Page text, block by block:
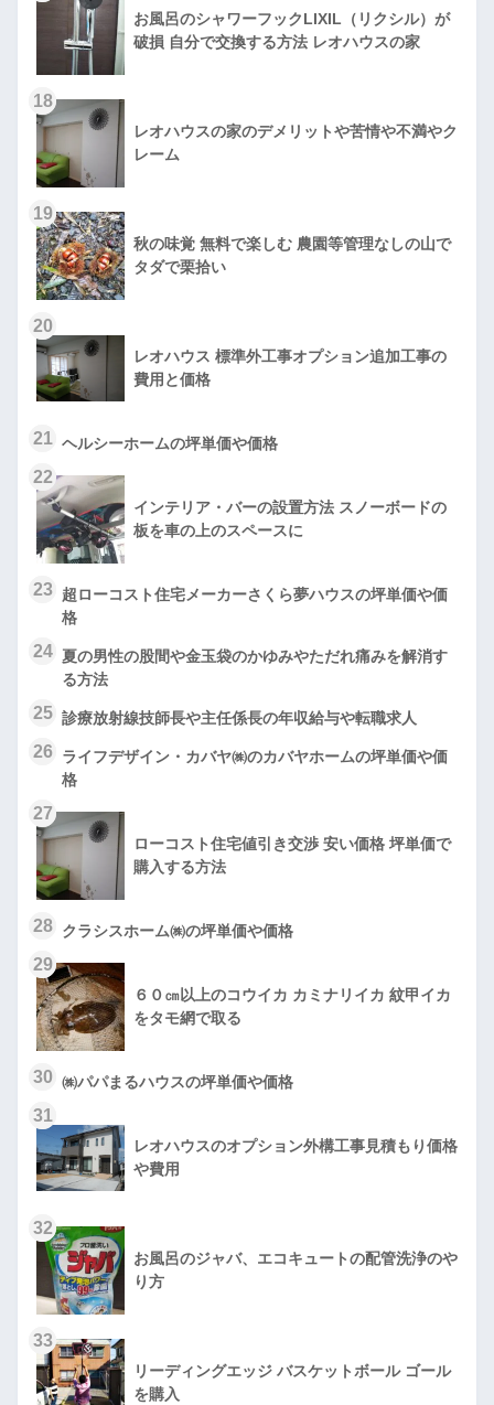
お風呂のシャワーフックLIXIL（リクシル）が
破損 自分で交換する方法 レオハウスの家
18
レオハウスの家のデメリットや苦情や不満やク
レーム
19
秋の味覚 無料で楽しむ 農園等管理なしの山で
タダで栗拾い
20
レオハウス 標準外工事オプション追加工事の
費用と価格
21 ヘルシーホームの坪単価や価格
22
インテリア・バーの設置方法 スノーボードの
板を車の上のスペースに
23 超ローコスト住宅メーカーさくら夢ハウスの坪単価や価
格
24 夏の男性の股間や金玉袋のかゆみやただれ痛みを解消す
る方法
25 診療放射線技師長や主任係長の年収給与や転職求人
26 ライフデザイン・カバヤ㈱のカバヤホームの坪単価や価
格
27
ローコスト住宅値引き交渉 安い価格 坪単価で
購入する方法
28 クラシスホーム㈱の坪単価や価格
29
６０㎝以上のコウイカ カミナリイカ 紋甲イカ
をタモ網で取る
30 ㈱パパまるハウスの坪単価や価格
31
レオハウスのオプション外構工事見積もり価格
や費用
32
お風呂のジャバ、エコキュートの配管洗浄のや
り方
33
リーディングエッジ バスケットボール ゴール
を購入